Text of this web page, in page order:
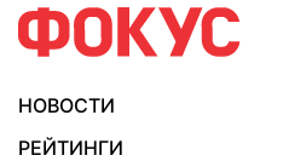
НОВОСТИ
РЕЙТИНГИ